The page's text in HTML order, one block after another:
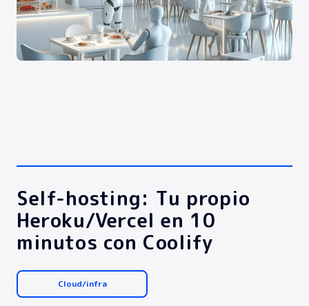
Self-hosting: Tu propio
Heroku/Vercel en 10
minutos con Coolify
Cloud/infra